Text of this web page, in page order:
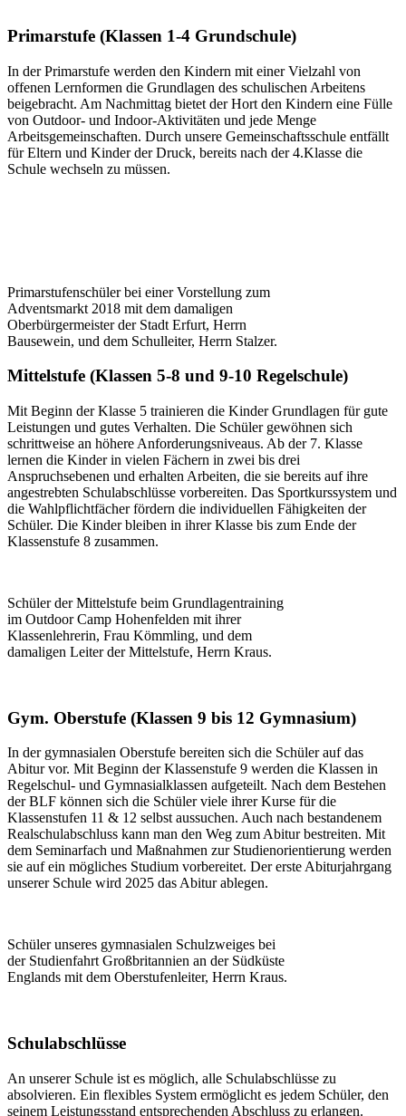
Primarstufe (Klassen 1-4 Grundschule)
In der Primarstufe werden den Kindern mit einer Vielzahl von
offenen Lernformen die Grundlagen des schulischen Arbeitens
beigebracht. Am Nachmittag bietet der Hort den Kindern eine Fülle
von Outdoor- und Indoor-Aktivitäten und jede Menge
Arbeitsgemeinschaften. Durch unsere Gemeinschaftsschule entfällt
für Eltern und Kinder der Druck, bereits nach der 4.Klasse die
Schule wechseln zu müssen.
Primarstufenschüler bei einer Vorstellung zum
Adventsmarkt 2018 mit dem damaligen
Oberbürgermeister der Stadt Erfurt, Herrn
Bausewein, und dem Schulleiter, Herrn Stalzer.
Mittelstufe (Klassen 5-8 und 9-10 Regelschule)
Mit Beginn der Klasse 5 trainieren die Kinder Grundlagen für gute
Leistungen und gutes Verhalten. Die Schüler gewöhnen sich
schrittweise an höhere Anforderungsniveaus. Ab der 7. Klasse
lernen die Kinder in vielen Fächern in zwei bis drei
Anspruchsebenen und erhalten Arbeiten, die sie bereits auf ihre
angestrebten Schulabschlüsse vorbereiten. Das Sportkurssystem und
die Wahlpflichtfächer fördern die individuellen Fähigkeiten der
Schüler. Die Kinder bleiben in ihrer Klasse bis zum Ende der
Klassenstufe 8 zusammen.
Schüler der Mittelstufe beim Grundlagentraining
im Outdoor Camp Hohenfelden mit ihrer
Klassenlehrerin, Frau Kömmling, und dem
damaligen Leiter der Mittelstufe, Herrn Kraus.
Gym. Oberstufe (Klassen 9 bis 12 Gymnasium)
In der gymnasialen Oberstufe bereiten sich die Schüler auf das
Abitur vor. Mit Beginn der Klassenstufe 9 werden die Klassen in
Regelschul- und Gymnasialklassen aufgeteilt. Nach dem Bestehen
der BLF können sich die Schüler viele ihrer Kurse für die
Klassenstufen 11 & 12 selbst aussuchen. Auch nach bestandenem
Realschulabschluss kann man den Weg zum Abitur bestreiten. Mit
dem Seminarfach und Maßnahmen zur Studienorientierung werden
sie auf ein mögliches Studium vorbereitet. Der erste Abiturjahrgang
unserer Schule wird 2025 das Abitur ablegen.
Schüler unseres gymnasialen Schulzweiges bei
der Studienfahrt Großbritannien an der Südküste
Englands mit dem Oberstufenleiter, Herrn Kraus.
Schulabschlüsse
An unserer Schule ist es möglich, alle Schulabschlüsse zu
absolvieren. Ein flexibles System ermöglicht es jedem Schüler, den
seinem Leistungsstand entsprechenden Abschluss zu erlangen.